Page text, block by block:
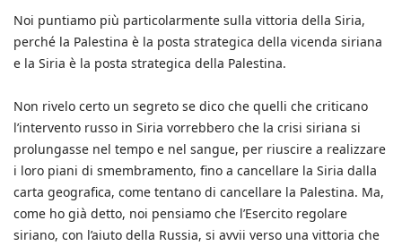
Noi puntiamo più particolarmente sulla vittoria della Siria,
perché la Palestina è la posta strategica della vicenda siriana
e la Siria è la posta strategica della Palestina.
Non rivelo certo un segreto se dico che quelli che criticano
l’intervento russo in Siria vorrebbero che la crisi siriana si
prolungasse nel tempo e nel sangue, per riuscire a realizzare
i loro piani di smembramento, fino a cancellare la Siria dalla
carta geografica, come tentano di cancellare la Palestina. Ma,
come ho già detto, noi pensiamo che l’Esercito regolare
siriano, con l’aiuto della Russia, si avvii verso una vittoria che